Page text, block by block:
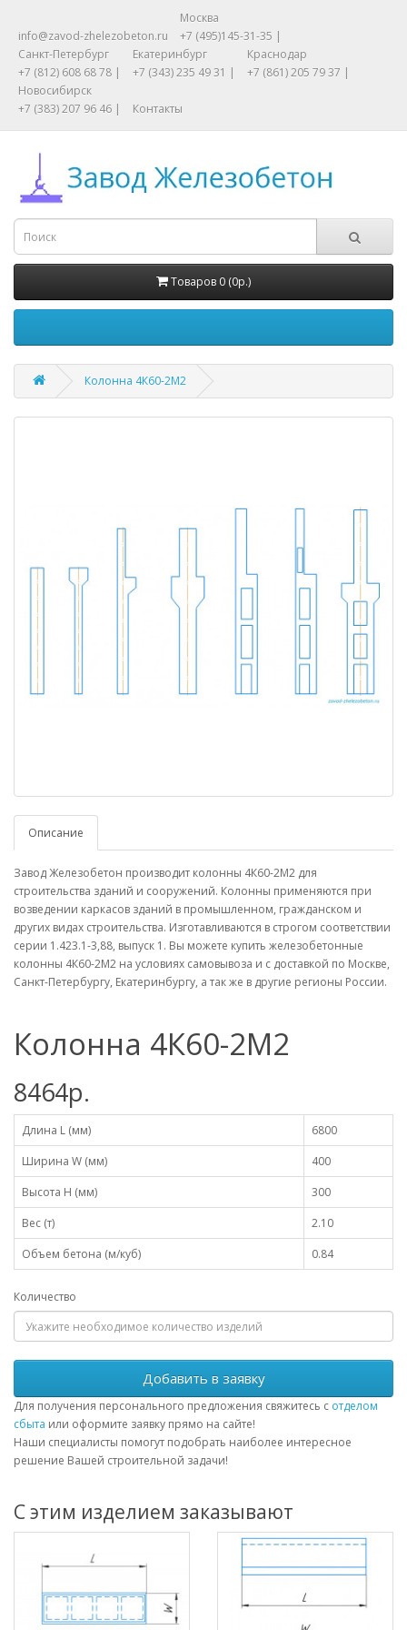
info@zavod-zhelezobeton.ru
Москва
+7 (495)145-31-35 |
Санкт-Петербург
+7 (812) 608 68 78 |
Екатеринбург
+7 (343) 235 49 31 |
Краснодар
+7 (861) 205 79 37 |
Новосибирск
+7 (383) 207 96 46 |
Контакты
Товаров 0 (0р.)
Колонна 4К60-2М2
Описание
Завод Железобетон производит колонны 4К60-2М2 для
строительства зданий и сооружений. Колонны применяются при
возведении каркасов зданий в промышленном, гражданском и
других видах строительства. Изготавливаются в строгом соответствии
серии 1.423.1-3,88, выпуск 1. Вы можете купить железобетонные
колонны 4К60-2М2 на условиях самовывоза и с доставкой по Москве,
Санкт-Петербургу, Екатеринбургу, а так же в другие регионы России.
Колонна 4К60-2М2
8464р.
Длина L (мм)
6800
Ширина W (мм)
400
Высота H (мм)
300
Вес (т)
2.10
Объем бетона (м/куб)
0.84
Количество
Добавить в заявку
Для получения персонального предложения свяжитесь с отделом
сбыта или оформите заявку прямо на сайте!
Наши специалисты помогут подобрать наиболее интересное
решение Вашей строительной задачи!
С этим изделием заказывают